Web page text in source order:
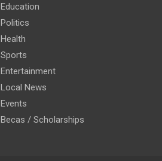
Education
Politics
Health
Sports
Entertainment
Local News
Events
Becas / Scholarships